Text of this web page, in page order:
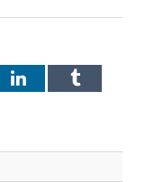
LinkedInTumblr